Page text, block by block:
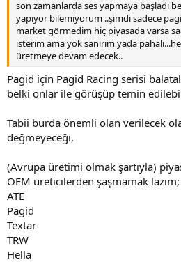
son zamanlarda ses yapmaya başladı
yapıyor bilemiyorum ..şimdi sadece
market görmedim hiç piyasada varsa
isterim ama yok sanırım yada
üretmeye devam edecek..
Pagid için Pagid Racing serisi
belki onlar ile görüşüp temin
Tabii burda önemli olan verilecek
değmeyeceği,
(Avrupa üretimi olmak şartıyla)
OEM üreticilerden şaşmamak lazım;
ATE
Pagid
Textar
TRW
Hella